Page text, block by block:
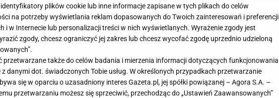
identyfikatory plików cookie lub inne informacje zapisane w tych plikach do celów
na potrzeby wyświetlania reklam dopasowanych do Twoich zainteresowań i preferencji
i w Internecie lub personalizacji treści w nich wyświetlanych. Wyrażenie zgody jest
zgody, chcesz ograniczyć jej zakres lub chcesz wycofać zgodę uprzednio udzieloną
przetwarzane także do celów badania i mierzenia informacji dotyczących funkcjonowania
danymi dot. świadczonych Tobie usług. W określonych przypadkach przetwarzanie
się w oparciu o uzasadniony interes Gazeta.pl, jej spółki powiązanej – Agora S.A. –
przetwarzaniu możesz się sprzeciwić, przechodząc do „Ustawień Zaawansowanych”